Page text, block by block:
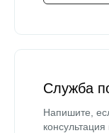
Служба
Напишите,
консультация